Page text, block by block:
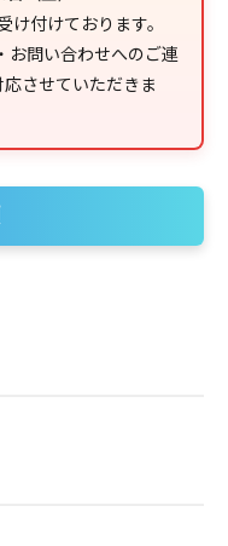
付けております。
お問い合わせへのご連
させていただきま